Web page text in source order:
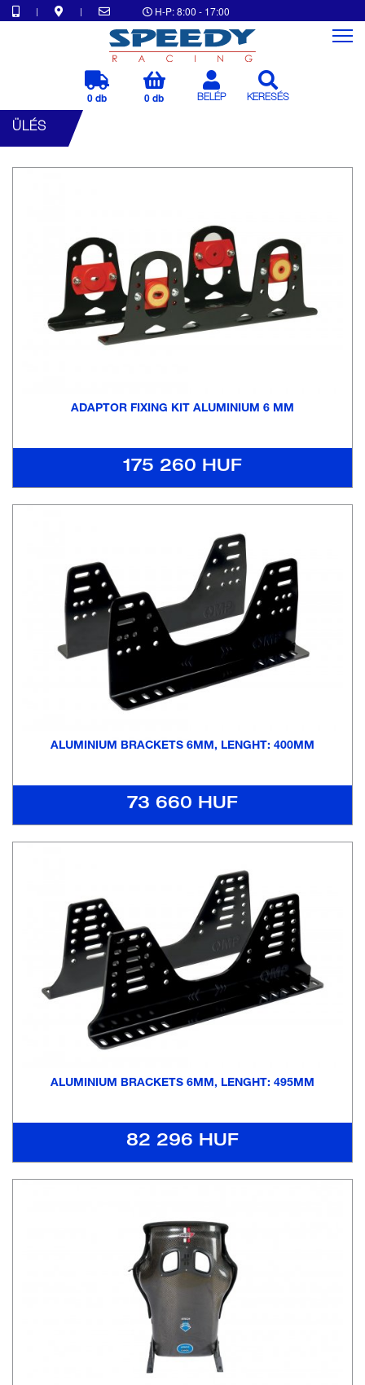
| | H-P: 8:00 - 17:00
0 db 0 db BELÉP KERESÉS
ÜLÉS
ADAPTOR FIXING KIT ALUMINIUM 6 MM
175 260 HUF
ALUMINIUM BRACKETS 6MM, LENGHT: 400MM
73 660 HUF
ALUMINIUM BRACKETS 6MM, LENGHT: 495MM
82 296 HUF